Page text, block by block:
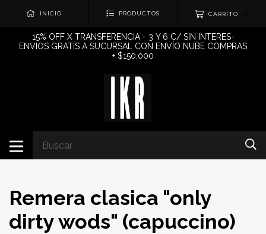
INICIO PRODUCTOS CARRITO
15% OFF X TRANSFERENCIA - 3 Y 6 C/ SIN INTERES-
ENVIOS GRATIS A SUCURSAL CON ENVÍO NUBE COMPRAS
+ $150.000
Remera clasica "only
dirty wods" (capuccino)